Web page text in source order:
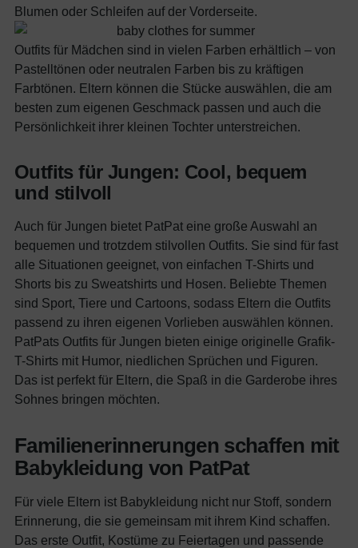
Blumen oder Schleifen auf der Vorderseite.
Outfits für Mädchen sind in vielen Farben erhältlich – von
Pastelltönen oder neutralen Farben bis zu kräftigen
Farbtönen. Eltern können die Stücke auswählen, die am
besten zum eigenen Geschmack passen und auch die
Persönlichkeit ihrer kleinen Tochter unterstreichen.
Outfits für Jungen: Cool, bequem
und stilvoll
Auch für Jungen bietet PatPat eine große Auswahl an
bequemen und trotzdem stilvollen Outfits. Sie sind für fast
alle Situationen geeignet, von einfachen T-Shirts und
Shorts bis zu Sweatshirts und Hosen. Beliebte Themen
sind Sport, Tiere und Cartoons, sodass Eltern die Outfits
passend zu ihren eigenen Vorlieben auswählen können.
PatPats Outfits für Jungen bieten einige originelle Grafik-
T-Shirts mit Humor, niedlichen Sprüchen und Figuren.
Das ist perfekt für Eltern, die Spaß in die Garderobe ihres
Sohnes bringen möchten.
Familienerinnerungen schaffen mit
Babykleidung von PatPat
Für viele Eltern ist Babykleidung nicht nur Stoff, sondern
Erinnerung, die sie gemeinsam mit ihrem Kind schaffen.
Das erste Outfit, Kostüme zu Feiertagen und passende